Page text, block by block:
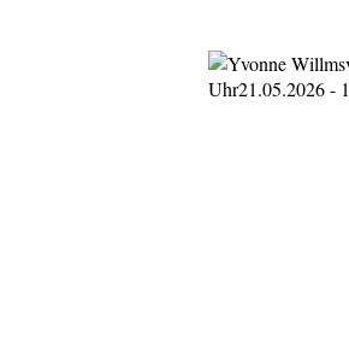
Uhr21.05.2026 -